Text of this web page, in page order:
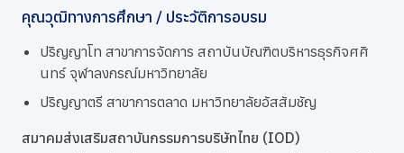
คุณวุฒิทางการศึกษา / ประวัติการอบรม
ปริญญาโท สาขาการจัดการ สถาบันบัณฑิตบริหารธุรกิจศศิ
นทร์ จุฬาลงกรณ์มหาวิทยาลัย
ปริญญาตรี สาขาการตลาด มหาวิทยาลัยอัสสัมชัญ
สมาคมส่งเสริมสถาบันกรรมการบริษัทไทย (IOD)